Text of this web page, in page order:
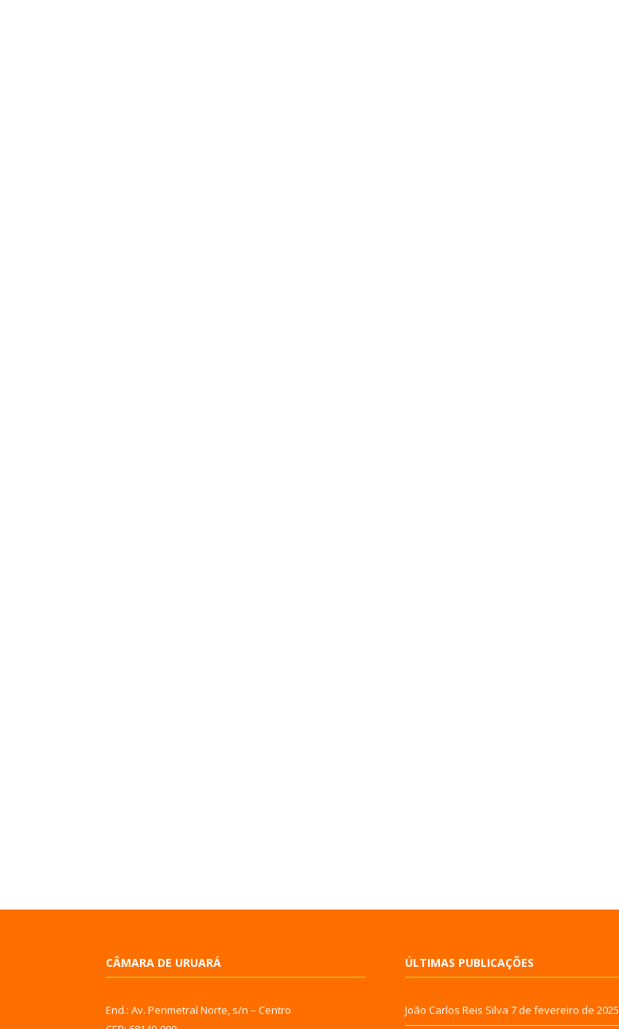
CÂMARA DE URUARÁ
End.: Av. Perimetral Norte, s/n – Centro
ÚLTIMAS PUBLICAÇÕES
João Carlos Reis Silva 7 de fevereiro de 2025